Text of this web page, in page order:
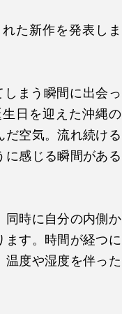
た新作を発表しま
まう瞬間に出会っ
日を迎えた沖縄の
空気。流れ続ける
感じる瞬間がある
同時に自分の内側か
ます。時間が経つに
度や湿度を伴った